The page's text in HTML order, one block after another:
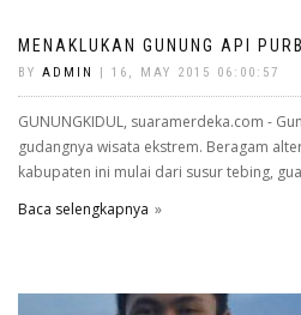
MENAKLUKAN GUNUNG API
BY ADMIN | 16, MAY 2015 06:00:57
GUNUNGKIDUL, suaramerdeka.com -
gudangnya wisata ekstrem. Beragam
kabupaten ini mulai dari susur tebing,
Baca selengkapnya